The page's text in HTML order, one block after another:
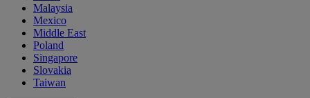
Malaysia
Mexico
Middle East
Poland
Singapore
Slovakia
Taiwan